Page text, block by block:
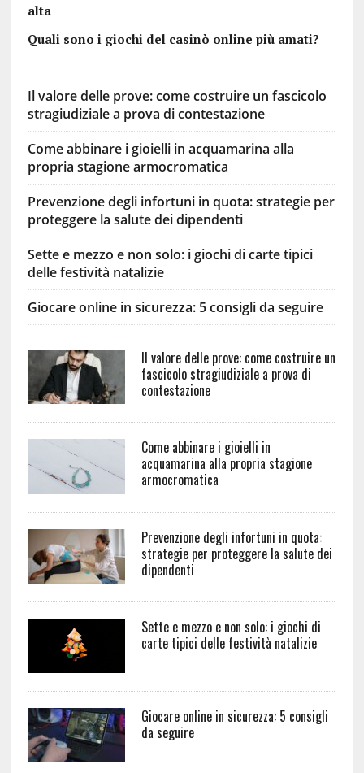
alta
Quali sono i giochi del casinò online più amati?
Il valore delle prove: come costruire un fascicolo
stragiudiziale a prova di contestazione
Come abbinare i gioielli in acquamarina alla
propria stagione armocromatica
Prevenzione degli infortuni in quota: strategie per
proteggere la salute dei dipendenti
Sette e mezzo e non solo: i giochi di carte tipici
delle festività natalizie
Giocare online in sicurezza: 5 consigli da seguire
Il valore delle prove: come costruire un
fascicolo stragiudiziale a prova di
contestazione
Come abbinare i gioielli in
acquamarina alla propria stagione
armocromatica
Prevenzione degli infortuni in quota:
strategie per proteggere la salute dei
dipendenti
Sette e mezzo e non solo: i giochi di
carte tipici delle festività natalizie
Giocare online in sicurezza: 5 consigli
da seguire